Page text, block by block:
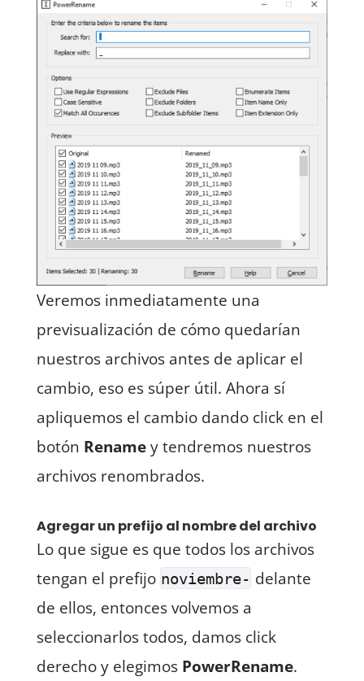
Veremos inmediatamente una
previsualización de cómo quedarían
nuestros archivos antes de aplicar el
cambio, eso es súper útil. Ahora sí
apliquemos el cambio dando click en el
botón Renamey tendremos nuestros
archivos renombrados.
Agregar un prefijo al nombre del archivo
Lo que sigue es que todos los archivos
tengan el prefijo noviembre- delante
de ellos, entonces volvemos a
seleccionarlos todos, damos click
derecho y elegimos PowerRename.